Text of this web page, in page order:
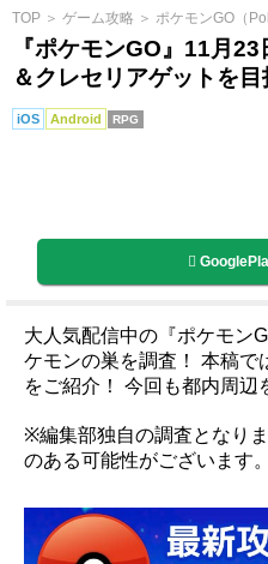
TOP ＞ ゲーム攻略 ＞ ポケモンGO（
『ポケモンGO』11月
＆クレセリアゲットを目
iOS Android RPG
大人気配信中の『ポケモン
ケモンの巣を調査！ 本稿で
をご紹介！ 今回も都内周辺
※編集部独自の調査となり
のある可能性がございます